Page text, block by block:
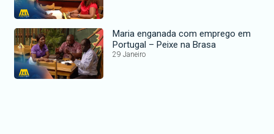
Maria enganada com emprego em
Portugal – Peixe na Brasa
29 Janeiro